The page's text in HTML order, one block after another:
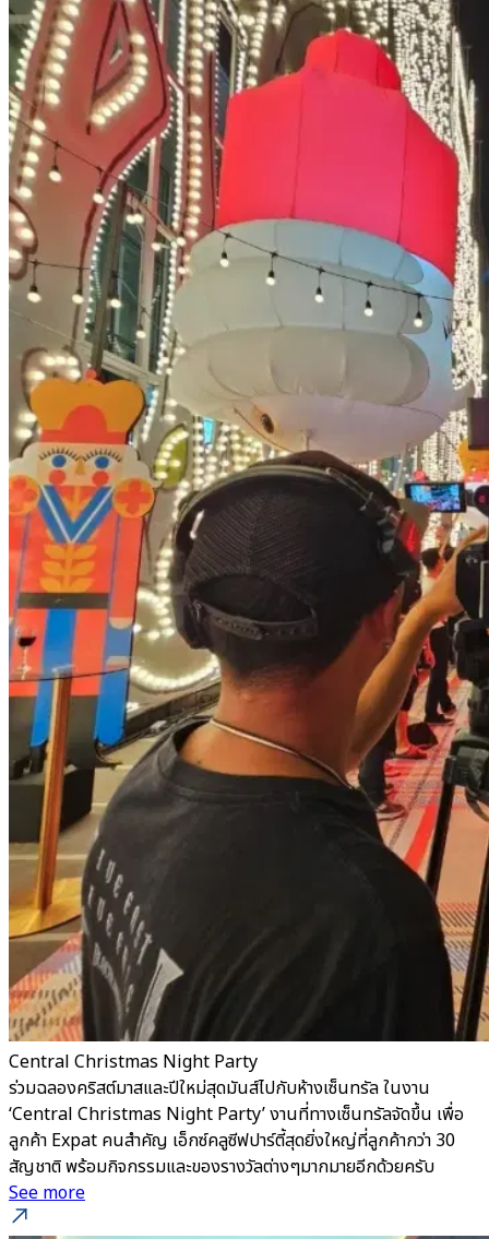
Central Christmas Night Party
ร่วมฉลองคริสต์มาสและปีใหม่สุดมันส์ไปกับห้างเซ็นทรัล ในงาน
‘Central Christmas Night Party’ งานที่ทางเซ็นทรัลจัดขึ้น เพื่อ
ลูกค้า Expat คนสำคัญ เอ็กซ์คลูซีฟปาร์ตี้สุดยิ่งใหญ่ที่ลูกค้ากว่า 30
สัญชาติ พร้อมกิจกรรมและของรางวัลต่างๆมากมายอีกด้วยครับ
See more